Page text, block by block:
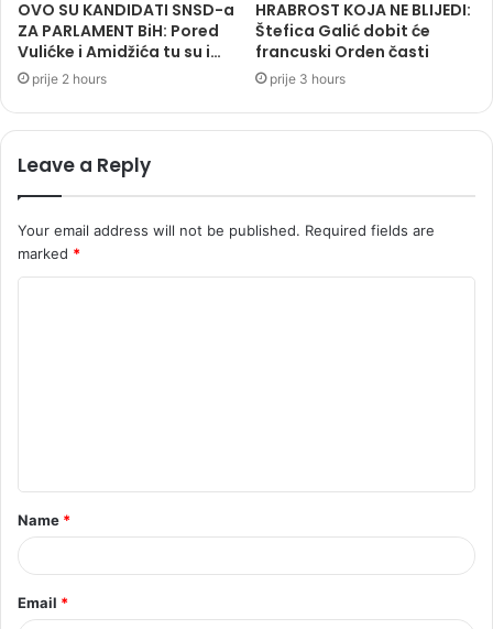
OVO SU KANDIDATI SNSD-a
ZA PARLAMENT BiH: Pored
Vulićke i Amidžića tu su i…
prije 2 hours
HRABROST KOJA NE BLIJEDI:
Štefica Galić dobit će
francuski Orden časti
prije 3 hours
Leave a Reply
Your email address will not be published. Required fields are
marked *
t
*
Name *
Email *